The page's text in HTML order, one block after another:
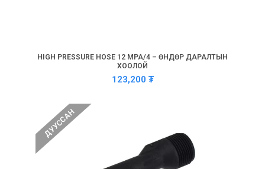
HIGH PRESSURE HOSE 12 MPA/4 – ӨНДӨР ДАРАЛТЫН
ХООЛОЙ
123,200 ₮
ДУУССАН